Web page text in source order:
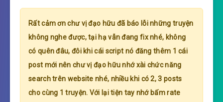
Rất cảm ơn chư vị đạo hữu đã báo lỗi những truyện
không nghe được, tại hạ vẫn đang fix nhé, không
có quên đâu, đôi khi cái script nó đăng thêm 1 cái
post mới nên chư vị đạo hữu nhớ xài chức năng
search trên website nhé, nhiều khi có 2, 3 posts
cho cùng 1 truyện. Với lại tiện tay nhớ bấm rate